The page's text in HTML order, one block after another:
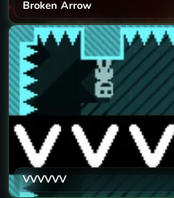
Broken Arrow
VVVVVV